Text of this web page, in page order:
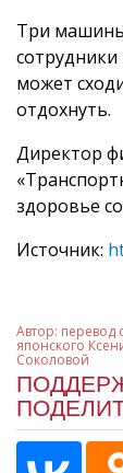
Три
может
отдохнуть.
Директор
здоровье
Источник:
Автор: перевод
японского
Соколовой